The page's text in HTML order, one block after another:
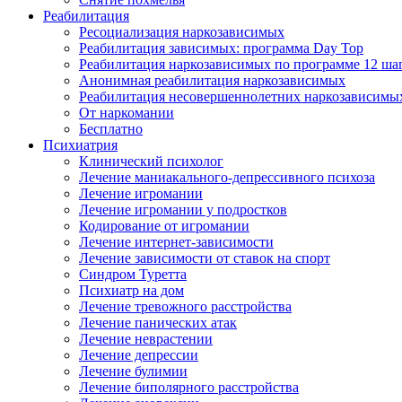
Реабилитация
Ресоциализация наркозависимых
Реабилитация зависимых: программа Day Top
Реабилитация наркозависимых по программе 12
Анонимная реабилитация наркозависимых
Реабилитация несовершеннолетних
От наркомании
Бесплатно
Психиатрия
Клинический психолог
Лечение маниакального-депрессивного психоза
Лечение игромании
Лечение игромании у подростков
Кодирование от игромании
Лечение интернет-зависимости
Лечение зависимости от ставок на спорт
Синдром Туретта
Психиатр на дом
Лечение тревожного расстройства
Лечение панических атак
Лечение неврастении
Лечение депрессии
Лечение булимии
Лечение биполярного расстройства